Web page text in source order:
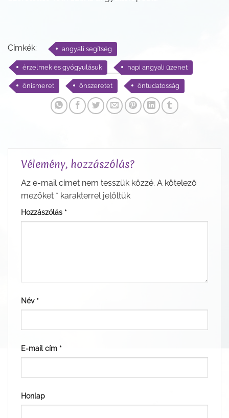
Címkék: angyali segítség
érzelmek és gyógyulásuk napi angyali üzenet
önismeret önszeretet öntudatosság
Vélemény, hozzászólás?
Az e-mail címet nem tesszük közzé. A kötelező
mezőket * karakterrel jelöltük
Hozzászólás *
Név *
E-mail cím *
Honlap